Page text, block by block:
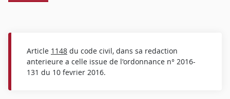
Article 1148 du code civil, dans sa redaction
anterieure a celle issue de l'ordonnance n° 2016-
131 du 10 fevrier 2016.